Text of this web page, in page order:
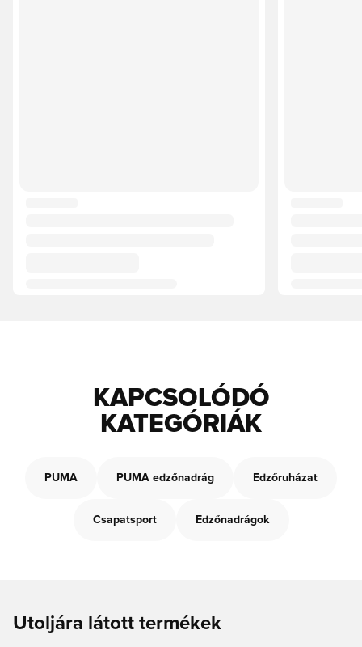
KAPCSOLÓDÓ
KATEGÓRIÁK
PUMA PUMA edzőnadrág Edzőruházat
Csapatsport Edzőnadrágok
Utoljára látott termékek